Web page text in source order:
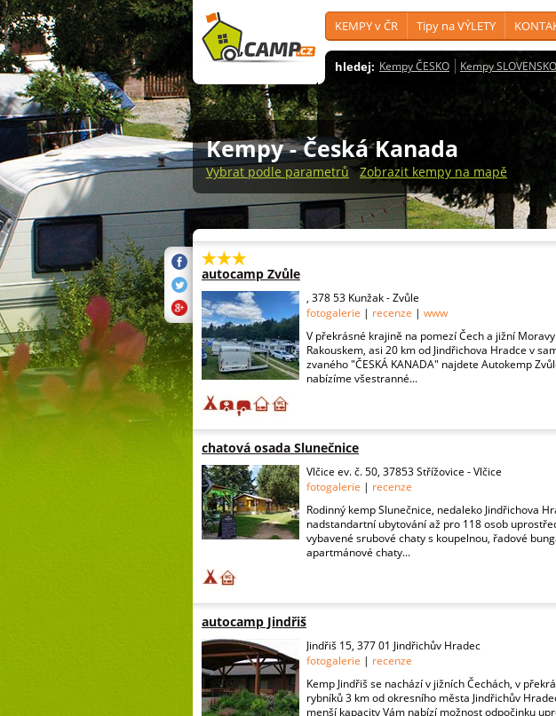
KEMPY v ČR Tipy na VÝLETY
hledej: Kempy ČESKO Kempy SLOVENSKO
Kempy - Česká Kanada
Vybrat podle parametrů Zobrazit kempy na mapě
autocamp Zvůle
, 378 53 Kunžak - Zvůle
fotogalerie | recenze | www
V překrásné krajině na pomezí Čech a jižní
Rakouskem, asi 20 km od Jindřichova Hradce v
zvaného "ČESKÁ KANADA" najdete Autokemp
nabízíme všestranné...
chatová osada Slunečnice
Vlčice ev. č. 50, 37853 Střížovice - Vlčice
fotogalerie | recenze
Rodinný kemp Slunečnice, nedaleko Jindřichova
nadstandartní ubytování až pro 118 osob
vybavené srubové chaty s koupelnou, řadové
apartmánové chaty...
autocamp Jindřiš
Jindřiš 15, 377 01 Jindřichův Hradec
fotogalerie | recenze
Kemp Jindřiš se nachází v jižních Čechách, v
rybníků 3 km od okresního města Jindřichův
menší kapacity Vám nabízí možnost odpočinku